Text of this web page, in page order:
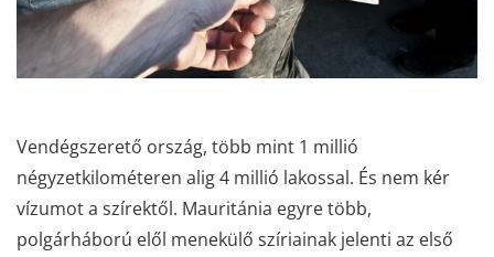
Vendégszerető ország, több mint 1 millió
négyzetkilométeren alig 4 millió lakossal. És nem kér
vízumot a szírektől. Mauritánia egyre több,
polgárháború elől menekülő szíriainak jelenti az első